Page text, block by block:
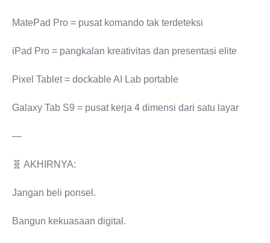
MatePad Pro = pusat komando tak terdeteksi
iPad Pro = pangkalan kreativitas dan presentasi elite
Pixel Tablet = dockable AI Lab portable
Galaxy Tab S9 = pusat kerja 4 dimensi dari satu layar
—
🧬 AKHIRNYA:
Jangan beli ponsel.
Bangun kekuasaan digital.